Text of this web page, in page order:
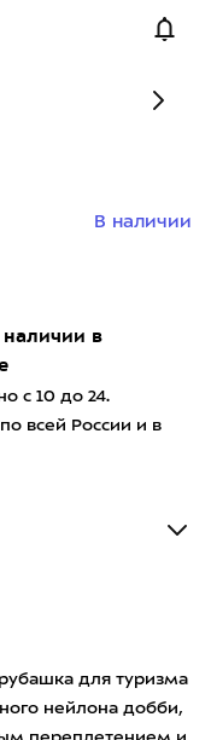
наличии в
с 10 до 24.
всей России и в
для туризма
нейлона добби,
В наличии